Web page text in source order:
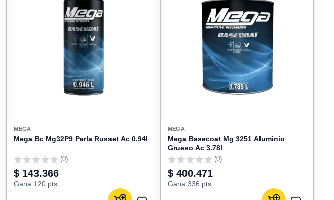
MEGA
Mega Bc Mg32P9 Perla Russet Ac 0.94l
0
(0)
$ 143.366
Gana 120 pts
MEGA
Mega Basecoat Mg 3251 Aluminio
Grueso Ac 3.78l
0
(0)
$ 400.471
Gana 336 pts